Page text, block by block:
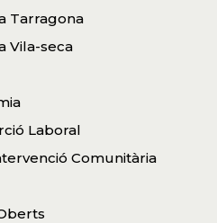
Tarragona
Vila-seca
Laboral
Comunitària